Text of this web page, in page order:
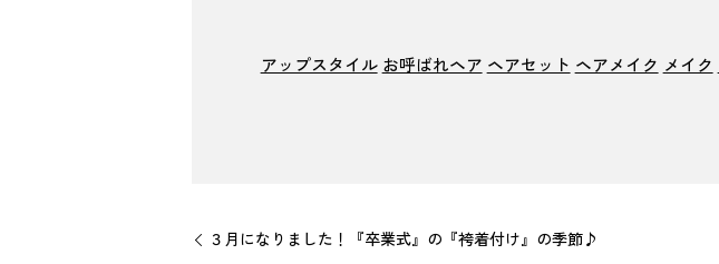
アップスタイル お呼ばれヘア ヘアセット ヘアメイク メイク
３月になりました！『卒業式』の『袴着付け』の季節♪